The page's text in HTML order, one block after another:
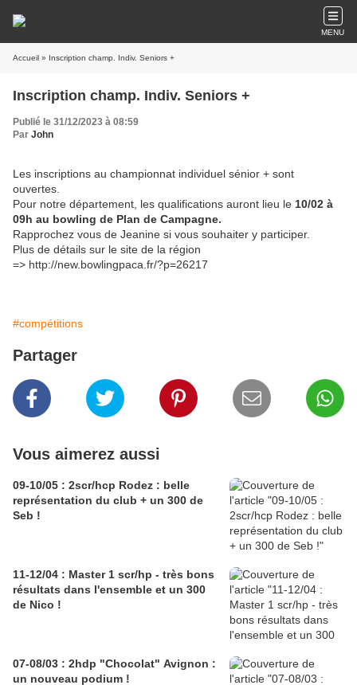
MENU
Accueil » Inscription champ. Indiv. Seniors +
Inscription champ. Indiv. Seniors +
Publié le 31/12/2023 à 08:59
Par John
Les inscriptions au championnat individuel sénior + sont
ouvertes.
Pour notre département, les qualifications auront lieu le 10/02 à
09h au bowling de Plan de Campagne.
Rapprochez vous de Jeanine si vous souhaiter y participer.
Plus de détails sur le site de la région
=> http://new.bowlingpaca.fr/?p=26217
#compétitions
Partager
Vous aimerez aussi
09-10/05 : 2scr/hcp Rodez : belle
représentation du club + un 300 de
Seb !
11-12/04 : Master 1 scr/hp - très bons
résultats dans l'ensemble et un 300
de Nico !
07-08/03 : 2hdp "Chocolat" Avignon :
un nouveau podium !